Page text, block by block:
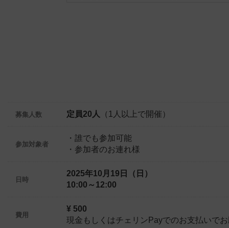
募集人数 定員20人 （1人以上で開催）
参加対象者
・誰でも参加可能
・参加者のお連れ様
日時
2025年10月19日（日）
10:00～12:00
費用
¥ 500
現金もしくはチェリンPayでのお支払いで